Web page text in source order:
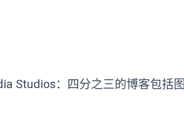
Studios：四分之三的博客包括图